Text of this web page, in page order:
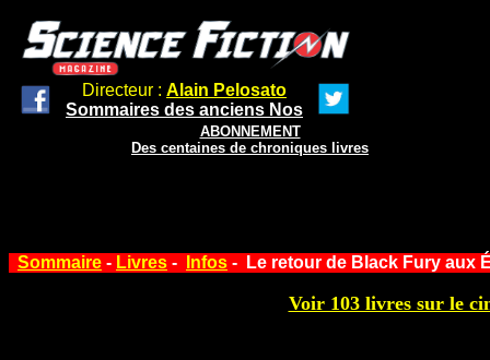
Directeur : Alain Pelosato
Sommaires des anciens Nos
ABONNEMENT
Des centaines de chroniques livres
Sommaire - Livres - Infos - Le retour de Black Fury aux
Voir 103 livres sur le